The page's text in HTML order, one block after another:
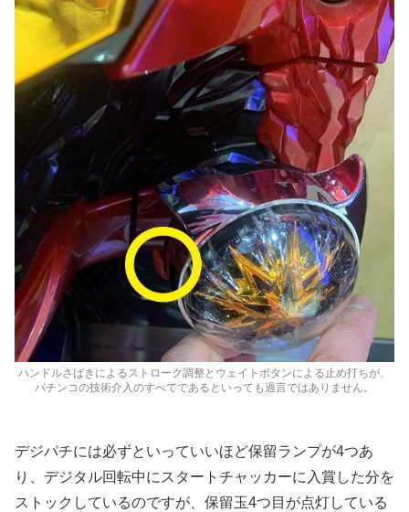
ハンドルさばきによるストローク調整とウェイトボタンによる止め打ちが、
パチンコの技術介入のすべてであるといっても過言ではありません。
デジパチには必ずといっていいほど保留ランプが4つあ
り、デジタル回転中にスタートチャッカーに入賞した分を
ストックしているのですが、保留玉4つ目が点灯している